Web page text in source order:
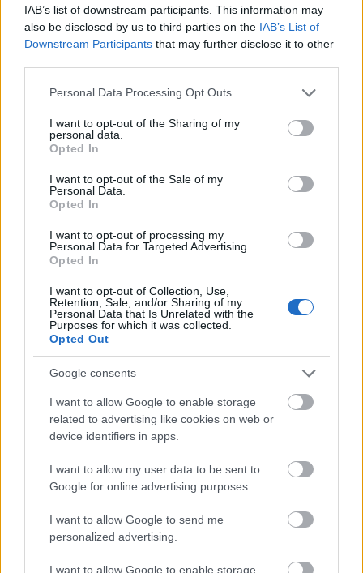
IAB’s list of downstream participants. This information may
also be disclosed by us to third parties on the IAB’s List of
Downstream Participants that may further disclose it to other
Please note that this website/app uses one or more Google
not limited to your visit or usage behaviour. You may click to
grant or deny consent to Google and its third-party tags to
use your data for below specified purposes in below Google
consent section.
Personal Data Processing Opt Outs
I want to opt-out of the Sharing of my
personal data.
Opted In
I want to opt-out of the Sale of my
Personal Data.
Opted In
I want to opt-out of processing my
Personal Data for Targeted Advertising.
Opted In
I want to opt-out of Collection, Use,
Retention, Sale, and/or Sharing of my
Personal Data that Is Unrelated with the
Purposes for which it was collected.
Opted Out
Google consents
I want to allow Google to enable storage
related to advertising like cookies on web or
device identifiers in apps.
I want to allow my user data to be sent to
Google for online advertising purposes.
I want to allow Google to send me
personalized advertising.
I want to allow Google to enable storage